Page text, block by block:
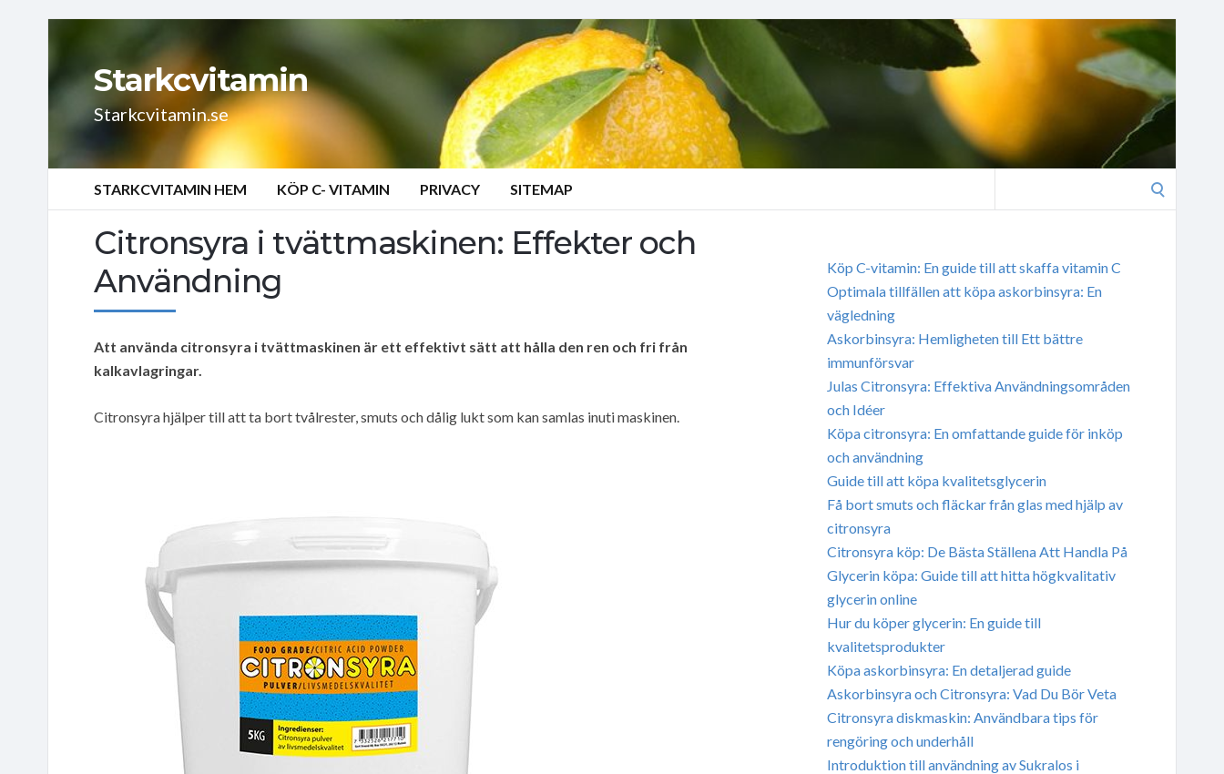
Starkcvitamin
Starkcvitamin.se
STARKCVITAMIN HEM KÖP C- VITAMIN PRIVACY SITEMAP
Citronsyra i tvättmaskinen: Effekter och
Användning
Att använda citronsyra i tvättmaskinen är ett effektivt sätt att hålla den ren och fri från
kalkavlagringar.
Citronsyra hjälper till att ta bort tvålrester, smuts och dålig lukt som kan samlas inuti maskinen.
Köp C-vitamin: En guide till att skaffa vitamin C
Optimala tillfällen att köpa askorbinsyra: En
vägledning
Askorbinsyra: Hemligheten till Ett bättre
immunförsvar
Julas Citronsyra: Effektiva Användningsområden
och Idéer
Köpa citronsyra: En omfattande guide för inköp
och användning
Guide till att köpa kvalitetsglycerin
Få bort smuts och fläckar från glas med hjälp av
citronsyra
Citronsyra köp: De Bästa Ställena Att Handla På
Glycerin köpa: Guide till att hitta högkvalitativ
glycerin online
Hur du köper glycerin: En guide till
kvalitetsprodukter
Köpa askorbinsyra: En detaljerad guide
Askorbinsyra och Citronsyra: Vad Du Bör Veta
Citronsyra diskmaskin: Användbara tips för
rengöring och underhåll
Introduktion till användning av Sukralos i